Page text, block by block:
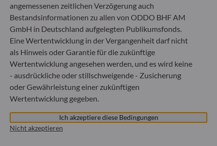
ODDO BHF Asset Management LUX
6, rue Gabriel Lippmann
L-5365 Munsbach
+352 45 76 76 245
Von der Luxemburger Commission de Surveillance du
Secteur Financier (CSSF) zugelassene
Fondsverwaltungsgesellschaft, Handelsregisternummer: B
29891
Mitteilung zu EU-Sanktionen gegen Russland
angemessenen zeitlichen Verzögerung auch
Bestandsinformationen zu allen von ODDO BHF AM
GmbH in Deutschland aufgelegten Publikumsfonds.
Eine Wertentwicklung in der Vergangenheit darf nicht
als Hinweis oder Garantie für die zukünftige
Wertentwicklung angesehen werden, und es wird keine
- ausdrückliche oder stillschweigende - Zusicherung
oder Gewährleistung einer zukünftigen
Wertentwicklung gegeben.
Ich akzeptiere diese Bedingungen
Nicht akzeptieren